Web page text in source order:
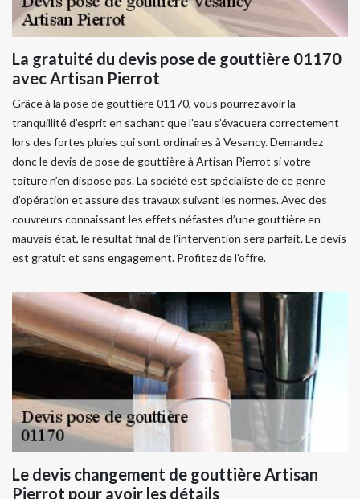
La gratuité du devis pose de gouttière 01170
avec Artisan Pierrot
Grâce à la pose de gouttière 01170, vous pourrez avoir la
tranquillité d’esprit en sachant que l’eau s’évacuera correctement
lors des fortes pluies qui sont ordinaires à Vesancy. Demandez
donc le devis de pose de gouttière à Artisan Pierrot si votre
toiture n’en dispose pas. La société est spécialiste de ce genre
d’opération et assure des travaux suivant les normes. Avec des
couvreurs connaissant les effets néfastes d’une gouttière en
mauvais état, le résultat final de l’intervention sera parfait. Le devis
est gratuit et sans engagement. Profitez de l’offre.
Le devis changement de gouttière Artisan
Pierrot pour avoir les détails